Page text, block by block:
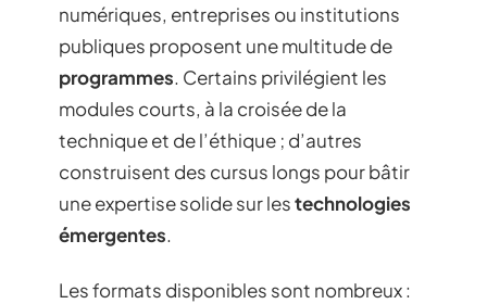
numériques, entreprises ou institutions
publiques proposent une multitude de
programmes. Certains privilégient les
modules courts, à la croisée de la
technique et de l’éthique ; d’autres
construisent des cursus longs pour bâtir
une expertise solide sur lestechnologies
émergentes.
Les formats disponibles sont nombreux :